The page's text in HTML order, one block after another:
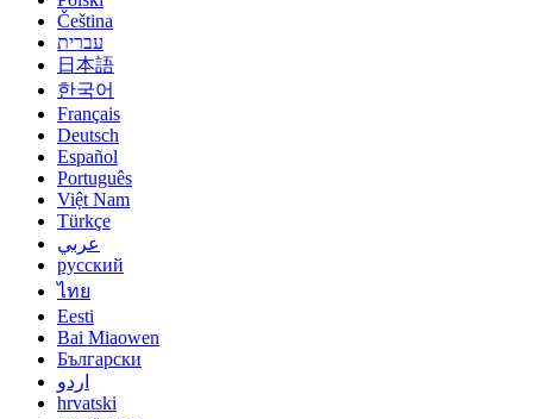
Čeština
עברית
日本語
한국어
Français
Deutsch
Español
Português
Việt Nam
Türkçe
عربي
русский
ไทย
Eesti
Bai Miaowen
Български
اردو
hrvatski